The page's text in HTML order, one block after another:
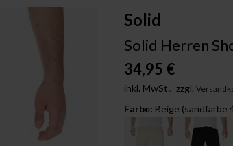
Solid
Solid Herren
34,95 €
inkl. MwSt., zzgl.
Farbe: Beige (sandfarbe